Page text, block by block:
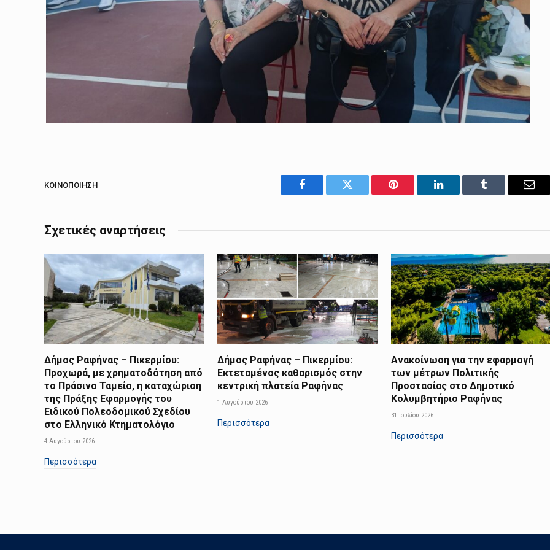
ΚΟΙΝΟΠΟΊΗΣΗ
Facebook Twitter Pinterest LinkedIn Tumblr
Σχετικές αναρτήσεις
Δήμος Ραφήνας – Πικερμίου:
Προχωρά, με χρηματοδότηση από
το Πράσινο Ταμείο, η καταχώριση
της Πράξης Εφαρμογής του
Ειδικού Πολεοδομικού Σχεδίου
στο Ελληνικό Κτηματολόγιο
4 Αυγούστου 2026
Περισσότερα
Δήμος Ραφήνας – Πικερμίου:
Εκτεταμένος καθαρισμός στην
κεντρική πλατεία Ραφήνας
1 Αυγούστου 2026
Περισσότερα
Ανακοίνωση για την εφαρμογή
των μέτρων Πολιτικής
Προστασίας στο Δημοτικό
Κολυμβητήριο Ραφήνας
31 Ιουλίου 2026
Περισσότερα